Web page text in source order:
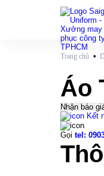
Trang chủ •
Áo
Nhận báo
Kết
Gọi tel: